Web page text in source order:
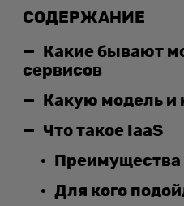
СОДЕРЖАНИЕ
Какие бывают
сервисов
Какую модель и
Что такое IaaS
Преимущества
Для кого